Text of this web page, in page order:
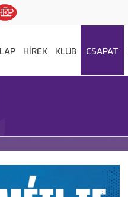
HÍREK KLUB CSAPAT